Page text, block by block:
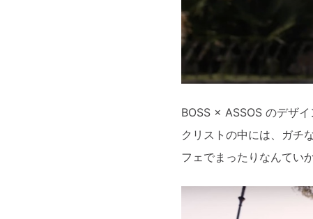
BOSS × ASSOS のデザ
クリストの中には、ガチ
フェでまったりなんてい